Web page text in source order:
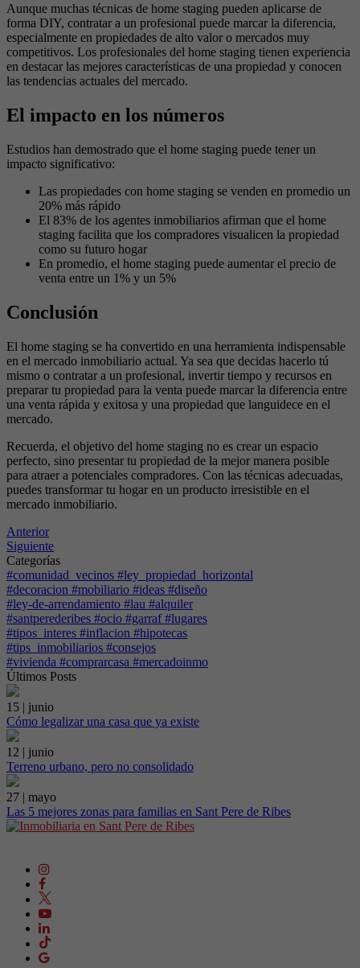
Aunque muchas técnicas de home staging pueden aplicarse de
forma DIY, contratar a un profesional puede marcar la diferencia,
especialmente en propiedades de alto valor o mercados muy
competitivos. Los profesionales del home staging tienen experiencia
en destacar las mejores características de una propiedad y conocen
las tendencias actuales del mercado.
El impacto en los números
Estudios han demostrado que el home staging puede tener un
impacto significativo:
Las propiedades con home staging se venden en promedio un
20% más rápido
El 83% de los agentes inmobiliarios afirman que el home
staging facilita que los compradores visualicen la propiedad
como su futuro hogar
En promedio, el home staging puede aumentar el precio de
venta entre un 1% y un 5%
Conclusión
El home staging se ha convertido en una herramienta indispensable
en el mercado inmobiliario actual. Ya sea que decidas hacerlo tú
mismo o contratar a un profesional, invertir tiempo y recursos en
preparar tu propiedad para la venta puede marcar la diferencia entre
una venta rápida y exitosa y una propiedad que languidece en el
mercado.
Recuerda, el objetivo del home staging no es crear un espacio
perfecto, sino presentar tu propiedad de la mejor manera posible
para atraer a potenciales compradores. Con las técnicas adecuadas,
puedes transformar tu hogar en un producto irresistible en el
mercado inmobiliario.
Anterior
Siguiente
Categorías
#comunidad_vecinos #ley_propiedad_horizontal
#decoracion #mobiliario #ideas #diseño
#ley-de-arrendamiento #lau #alquiler
#santperederibes #ocio #garraf #lugares
#tipos_interes #inflacion #hipotecas
#tips_inmobiliarios #consejos
#vivienda #comprarcasa #mercadoinmo
Últimos Posts
15 | junio
Cómo legalizar una casa que ya existe
12 | junio
Terreno urbano, pero no consolidado
27 | mayo
Las 5 mejores zonas para familias en Sant Pere de Ribes